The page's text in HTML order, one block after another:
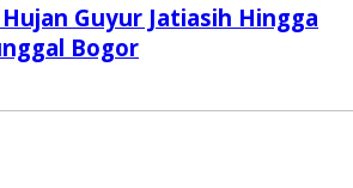
Guyur Jatiasih Hingga
Bogor